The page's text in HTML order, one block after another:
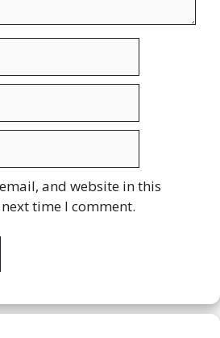
and website in this
time I comment.